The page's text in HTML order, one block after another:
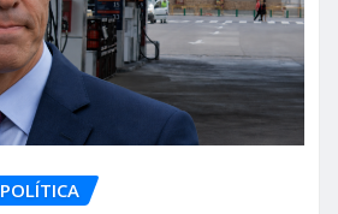
POLÍTICA